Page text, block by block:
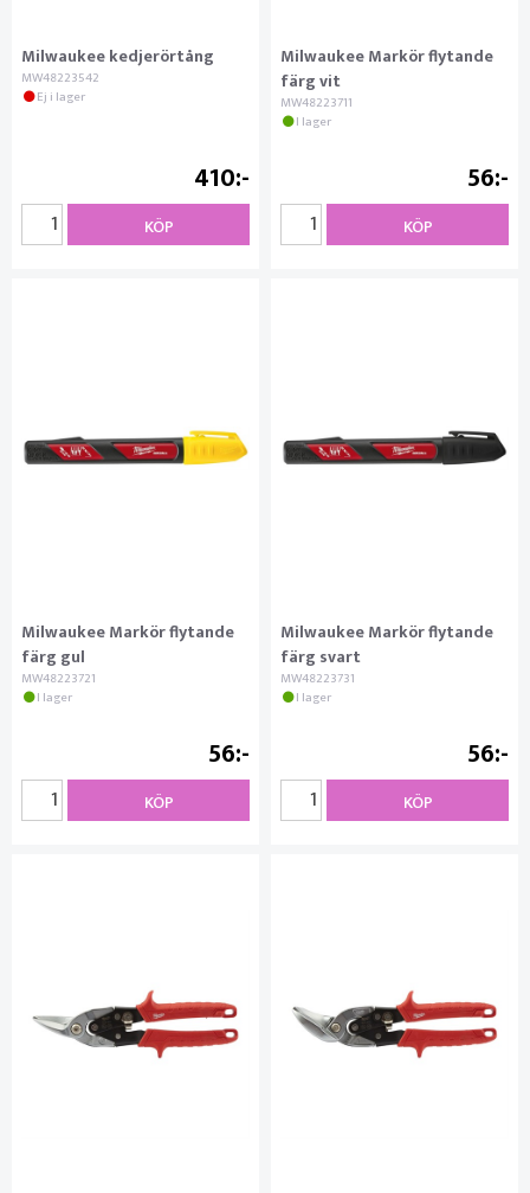
Milwaukee kedjerörtång
MW48223542
Ej i lager
410
KÖP
Milwaukee Markör flytande
färg vit
MW48223711
I lager
56
KÖP
Milwaukee Markör flytande
färg gul
MW48223721
I lager
56
KÖP
Milwaukee Markör flytande
färg svart
MW48223731
I lager
56
KÖP